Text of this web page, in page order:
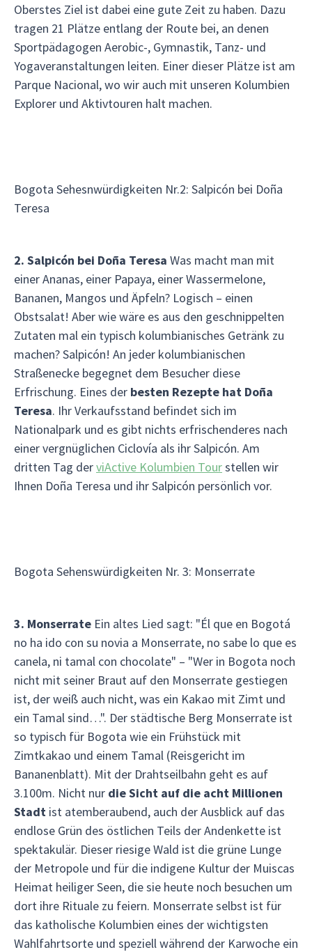
Oberstes Ziel ist dabei eine gute Zeit zu haben. Dazu
tragen 21 Plätze entlang der Route bei, an denen
Sportpädagogen Aerobic-, Gymnastik, Tanz- und
Yogaveranstaltungen leiten. Einer dieser Plätze ist am
Parque Nacional, wo wir auch mit unseren Kolumbien
Explorer und Aktivtouren halt machen.
Bogota Sehesnwürdigkeiten Nr.2: Salpicón bei Doña
Teresa
2. Salpicón bei Doña Teresa Was macht man mit
einer Ananas, einer Papaya, einer Wassermelone,
Bananen, Mangos und Äpfeln? Logisch – einen
Obstsalat! Aber wie wäre es aus den geschnippelten
Zutaten mal ein typisch kolumbianisches Getränk zu
machen? Salpicón! An jeder kolumbianischen
Straßenecke begegnet dem Besucher diese
Erfrischung. Eines der besten Rezepte hat Doña
Teresa. Ihr Verkaufsstand befindet sich im
Nationalpark und es gibt nichts erfrischenderes nach
einer vergnüglichen Ciclovía als ihr Salpicón. Am
dritten Tag derviActive Kolumbien Tourstellen wir
Ihnen Doña Teresa und ihr Salpicón persönlich vor.
Bogota Sehenswürdigkeiten Nr. 3: Monserrate
3. Monserrate Ein altes Lied sagt: "Él que en Bogotá
no ha ido con su novia a Monserrate, no sabe lo que es
canela, ni tamal con chocolate" – "Wer in Bogota noch
nicht mit seiner Braut auf den Monserrate gestiegen
ist, der weiß auch nicht, was ein Kakao mit Zimt und
ein Tamal sind…". Der städtische Berg Monserrate ist
so typisch für Bogota wie ein Frühstück mit
Zimtkakao und einem Tamal (Reisgericht im
Bananenblatt). Mit der Drahtseilbahn geht es auf
3.100m. Nicht nur die Sicht auf die acht Millionen
Stadt ist atemberaubend, auch der Ausblick auf das
endlose Grün des östlichen Teils der Andenkette ist
spektakulär. Dieser riesige Wald ist die grüne Lunge
der Metropole und für die indigene Kultur der Muiscas
Heimat heiliger Seen, die sie heute noch besuchen um
dort ihre Rituale zu feiern. Monserrate selbst ist für
das katholische Kolumbien eines der wichtigsten
Wahlfahrtsorte und speziell während der Karwoche ein